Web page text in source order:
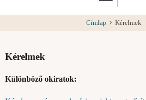
Címlap Kérelmek
Kérelmek
Különböző okiratok: